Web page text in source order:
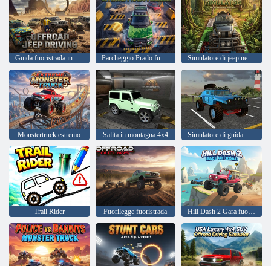
Monstertruck estremo Salita in montagna 4x4 Simulatore di guida per auto fuoristrada Jeep 4x4
Trail Rider Fuorilegge fuoristrada Hill Dash 2 Gara fuoristrada